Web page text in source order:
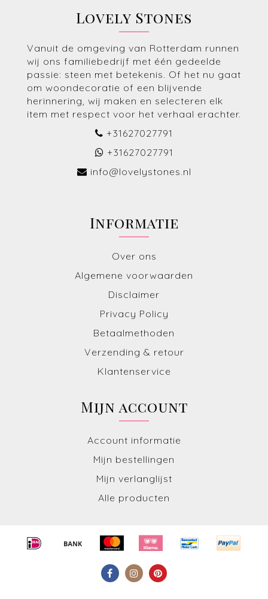
Lovely Stones
Vanuit de omgeving van Rotterdam runnen
wij ons familiebedrijf met één gedeelde
passie: steen met betekenis. Of het nu gaat
om woondecoratie of een blijvende
herinnering, wij maken en selecteren elk
item met respect voor het verhaal erachter.
+31627027791
+31627027791
info@lovelystones.nl
Informatie
Over ons
Algemene voorwaarden
Disclaimer
Privacy Policy
Betaalmethoden
Verzending & retour
Klantenservice
Mijn account
Account informatie
Mijn bestellingen
Mijn verlanglijst
Alle producten